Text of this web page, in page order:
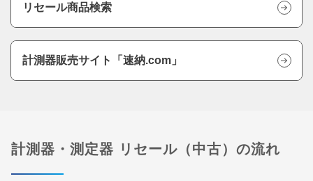
リセール商品検索
計測器販売サイト「速納.com」
計測器・測定器 リセール（中古）の流れ